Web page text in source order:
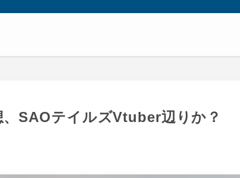
SAOテイルズVtuber辺りか？